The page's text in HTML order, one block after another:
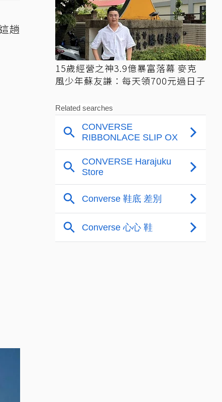
趟
15歲經營之神3.9億暴富落幕 麥克
風少年蘇友謙：每天領700元過日子